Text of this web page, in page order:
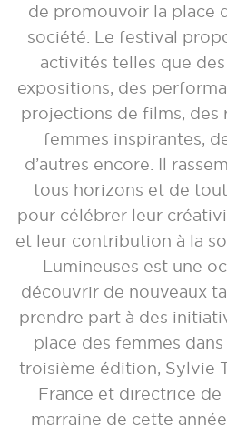
de promouvoir la place
société. Le festival
activités telles que
expositions, des
projections de films, des
femmes inspirantes,
d’autres encore. Il
tous horizons et de
pour célébrer leur
et leur contribution à la
Lumineuses est une
découvrir de nouveaux
prendre part à des
place des femmes
troisième édition, Sylvie
France et directrice de
marraine de cette